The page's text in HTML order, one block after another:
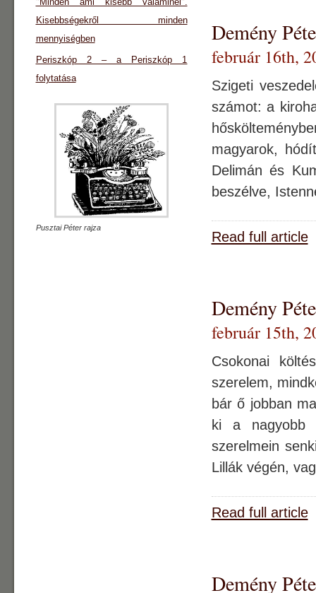
Demény
február 16th,
Szigeti
számot: a
magyarok,
Delimán és
beszélve,
Read full article
Demény
február 15th,
Csokonai
szerelem,
bár ő jobban
ki a nagyobb
szerelmein
Lillák végén,
Read full article
Demény
Kisebbségekről minden
mennyiségben
Periszkóp 2 – a Periszkóp 1
folytatása
Pusztai Péter rajza